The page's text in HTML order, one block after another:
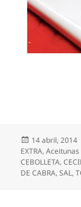
Publicado
el
14 abril, 2014
EXTRA,
CEBOLLETA,
DE CABRA,SAL,